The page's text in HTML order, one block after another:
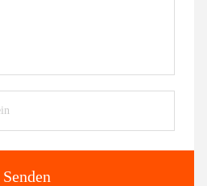
Senden